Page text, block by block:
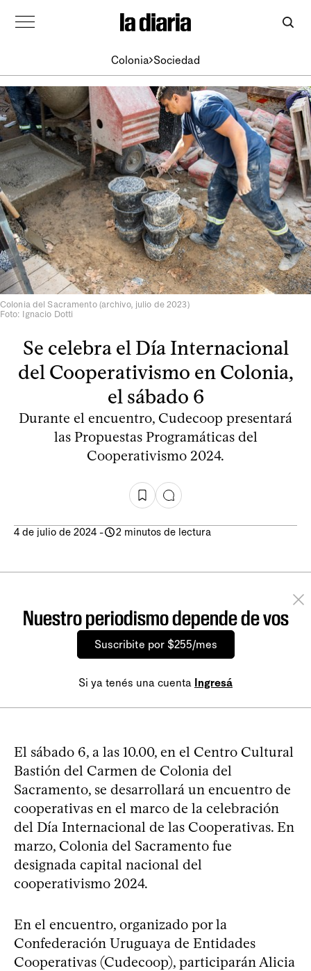
Colonia Sociedad
Colonia del Sacramento (archivo, julio de 2023)
Foto: Ignacio Dotti
Se celebra el Día Internacional
del Cooperativismo en Colonia,
el sábado 6
Durante el encuentro, Cudecoop presentará
las Propuestas Programáticas del
Cooperativismo 2024.
4 de julio de 2024 - 2 minutos de lectura
Nuestro periodismo depende de vos
Suscribite por $255/mes
Si ya tenés una cuenta Ingresá
El sábado 6, a las 10.00, en el Centro Cultural
Bastión del Carmen de Colonia del
Sacramento, se desarrollará un encuentro de
cooperativas en el marco de la celebración
del Día Internacional de las Cooperativas. En
marzo, Colonia del Sacramento fue
designada capital nacional del
cooperativismo 2024.
En el encuentro, organizado por la
Confederación Uruguaya de Entidades
Cooperativas (Cudecoop), participarán Alicia